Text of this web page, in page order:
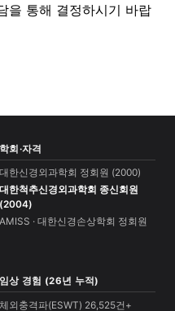
을 통해 결정하시기 바랍
학회·자격
대한신경외과학회 정회원 (2000)
대한척추신경외과학회 종신회원
(2004)
AMISS · 대한신경손상학회 정회원
임상 경험 (26년 누적)
체외충격파(ESWT) 26,525건+